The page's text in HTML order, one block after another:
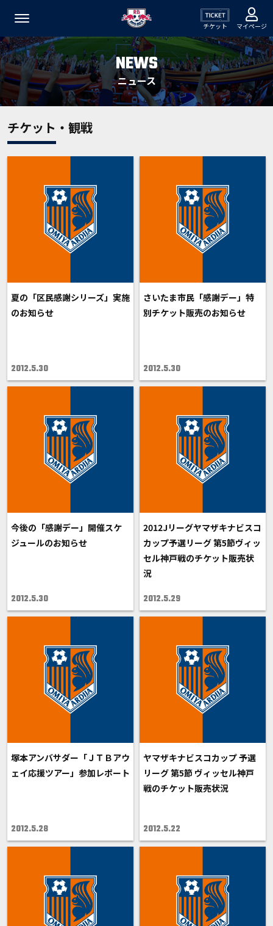
チケット マイページ
NEWS
ニュース
チケット・観戦
夏の「区民感謝シリーズ」実施
のお知らせ
2012.5.30
さいたま市民「感謝デー」特
別チケット販売のお知らせ
2012.5.30
今後の「感謝デー」開催スケ
ジュールのお知らせ
2012.5.30
2012Jリーグヤマザキナビスコ
カップ予選リーグ 第5節ヴィッ
セル神戸戦のチケット販売状
況
2012.5.29
塚本アンバサダー「ＪＴＢアウ
ェイ応援ツアー」参加レポート
2012.5.28
ヤマザキナビスコカップ 予選
リーグ 第5節 ヴィッセル神戸
戦のチケット販売状況
2012.5.22